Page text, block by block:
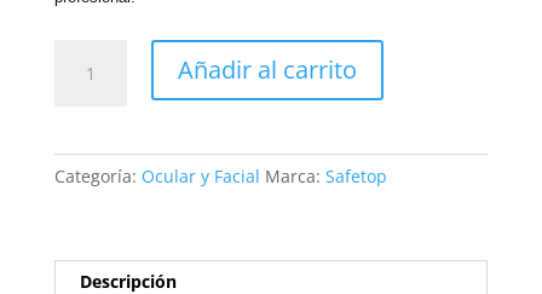
Añadir al carrito
Categoría: Ocular y Facial Marca: Safetop
Descripción